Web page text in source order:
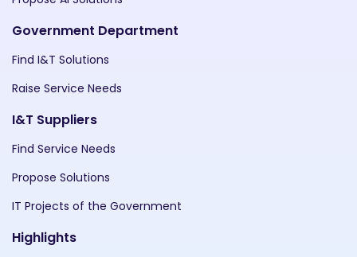
Government Department
Find I&T Solutions
Raise Service Needs
I&T Suppliers
Find Service Needs
Propose Solutions
IT Projects of the Government
Highlights